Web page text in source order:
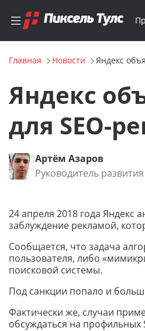
Главная Новости Яндекс
Яндекс
для SEO-
Артём Азаров
Руководитель
24 апреля 2018 года Яндекс
заблуждение рекламой,
Сообщается, что задача
пользователя, либо
поисковой системы.
Под санкции попало и
Фактически же, случаи
обсуждаться на профильных